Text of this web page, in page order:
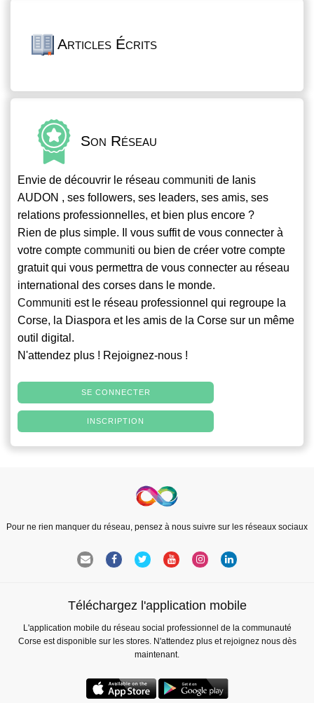
Articles Écrits
Son Réseau
Envie de découvrir le réseau communiti de Ianis
AUDON , ses followers, ses leaders, ses amis, ses
relations professionnelles, et bien plus encore ?
Rien de plus simple. Il vous suffit de vous connecter à
votre compte communiti ou bien de créer votre compte
gratuit qui vous permettra de vous connecter au réseau
international des corses dans le monde.
Communiti est le réseau professionnel qui regroupe la
Corse, la Diaspora et les amis de la Corse sur un même
outil digital.
N'attendez plus ! Rejoignez-nous !
SE CONNECTER
INSCRIPTION
Pour ne rien manquer du réseau, pensez à nous suivre sur les réseaux sociaux
Téléchargez l'application mobile
L'application mobile du réseau social professionnel de la communauté
Corse est disponible sur les stores. N'attendez plus et rejoignez nous dès
maintenant.